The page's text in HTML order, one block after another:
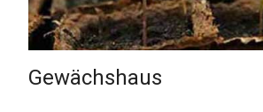
Gewächshaus